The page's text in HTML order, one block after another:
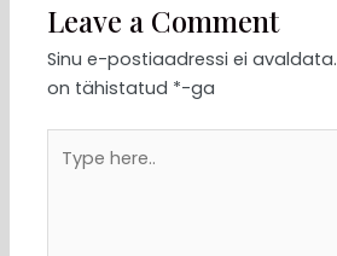
Leave a Comment
Sinu e-postiaadressi ei avaldata.
on tähistatud *-ga
here..